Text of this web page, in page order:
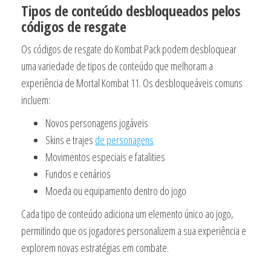
Tipos de conteúdo desbloqueados pelos
códigos de resgate
Os códigos de resgate do Kombat Pack podem desbloquear
uma variedade de tipos de conteúdo que melhoram a
experiência de Mortal Kombat 11. Os desbloqueáveis comuns
incluem:
Novos personagens jogáveis
Skins e trajes de personagens
Movimentos especiais e fatalities
Fundos e cenários
Moeda ou equipamento dentro do jogo
Cada tipo de conteúdo adiciona um elemento único ao jogo,
permitindo que os jogadores personalizem a sua experiência e
explorem novas estratégias em combate.